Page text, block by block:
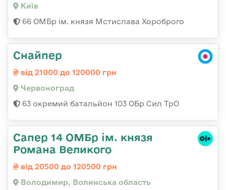
Київ
66 ОМБр ім. князя Мстислава Хороброго
Снайпер
від 21000 до 120000 грн
Червоноград
63 окремий батальйон 103 ОБр Сил ТрО
Сапер 14 ОМБр ім. князя
Романа Великого
від 20500 до 120500 грн
Володимир, Волинська область